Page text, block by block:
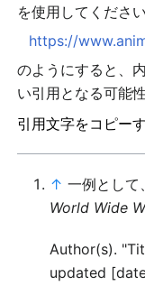
を使用してください
https://
のようにすると、
い引用となる可能
引用文字をコピー
↑ 一例として、
World Wide
Author(s).
updated